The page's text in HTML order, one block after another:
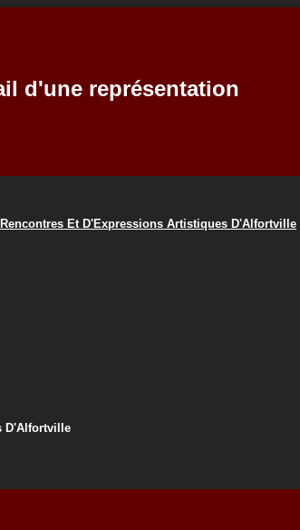
d'une représentation
Et D'Expressions Artistiques D'Alfortville
D'Alfortville